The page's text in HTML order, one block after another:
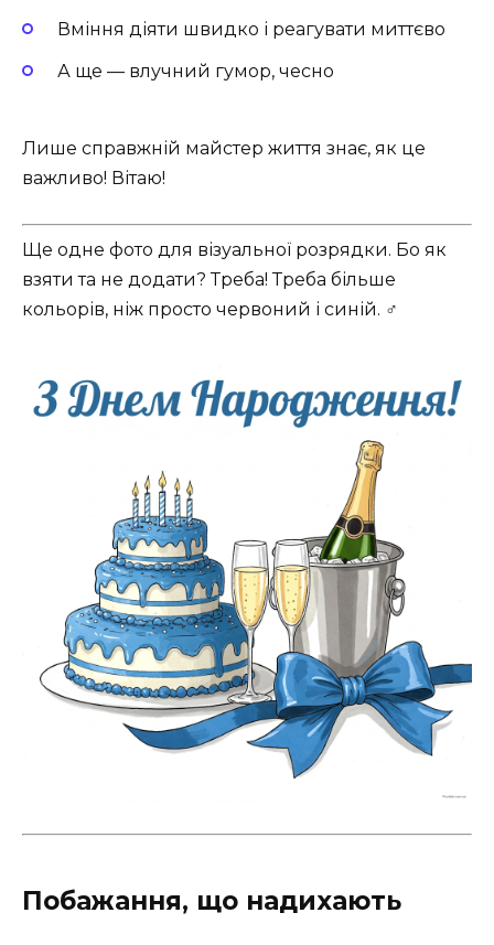
Вміння діяти швидко і реагувати миттєво
А ще — влучний гумор, чесно
Лише справжній майстер життя знає, як це
важливо! Вітаю!
Ще одне фото для візуальної розрядки. Бо як
взяти та не додати? Треба! Треба більше
кольорів, ніж просто червоний і синій. ‍♂️
Побажання, що надихають